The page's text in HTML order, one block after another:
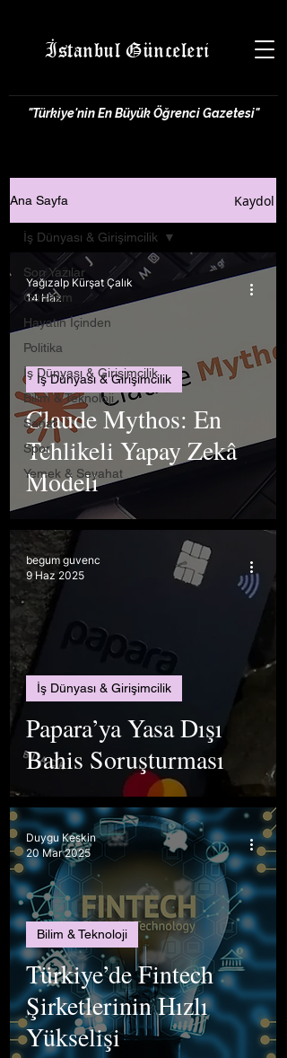
İstanbul Günceleri
"Türkiye'nin En Büyük Öğrenci Gazetesi"
Ana Sayfa Kaydol
Son Yazılar
Gündem
Hayatın İçinden
Politika
İş Dünyası & Girişimcilik
Bilim & Teknoloji
Sanat
Spor
Yemek & Seyahat
İş Dünyası & Girişimcilik
Claude Mythos: En
Tehlikeli Yapay Zekâ
Modeli
İş Dünyası & Girişimcilik
Yağızalp Kürşat Çalık
14 Haz
Papara’ya Yasa Dışı
Bahis Soruşturması
İş Dünyası & Girişimcilik
begum guvenc
9 Haz 2025
Türkiye’de Fintech
Şirketlerinin Hızlı
Yükselişi
Bilim & Teknoloji
Duygu Keskin
20 Mar 2025